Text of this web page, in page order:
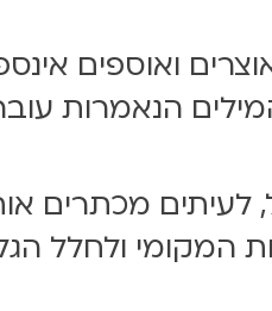
ואוספים
הנאמרות
מכתרים
המקומי ולחלל